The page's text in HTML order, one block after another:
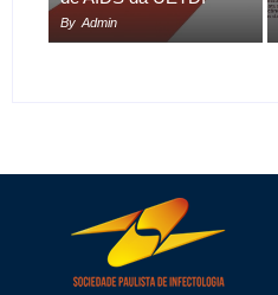
By Admin